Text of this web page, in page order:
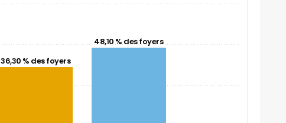
36,30 % des foyers
48,10 % des foyers